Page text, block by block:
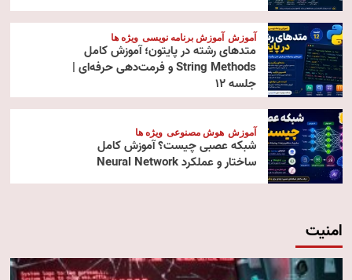
آموزش آموزش برنامه نویسی ویژه ها
متدهای رشته در پایتون؛ آموزش کامل
String Methods و فرمت‌دهی حرفه‌ای |
جلسه ۱۲
آموزش هوش مصنوعی ویژه ها
شبکه عصبی چیست؟ آموزش کامل
ساختار و عملکرد Neural Network
امنیت